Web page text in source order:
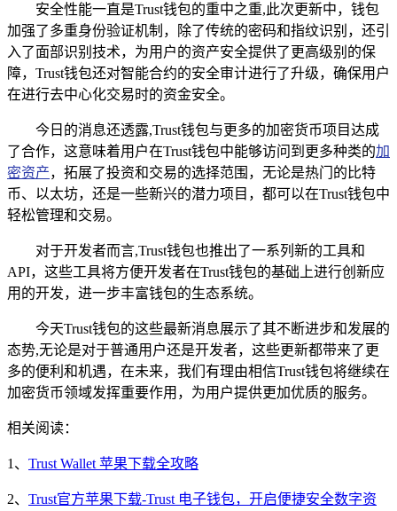
安全性能一直是Trust钱包的重中之重,此次更新中，钱包
加强了多重身份验证机制，除了传统的密码和指纹识别，还引
入了面部识别技术，为用户的资产安全提供了更高级别的保
障，Trust钱包还对智能合约的安全审计进行了升级，确保用户
在进行去中心化交易时的资金安全。
今日的消息还透露,Trust钱包与更多的加密货币项目达成
了合作，这意味着用户在Trust钱包中能够访问到更多种类的加
密资产，拓展了投资和交易的选择范围，无论是热门的比特
币、以太坊，还是一些新兴的潜力项目，都可以在Trust钱包中
轻松管理和交易。
对于开发者而言,Trust钱包也推出了一系列新的工具和
API，这些工具将方便开发者在Trust钱包的基础上进行创新应
用的开发，进一步丰富钱包的生态系统。
今天Trust钱包的这些最新消息展示了其不断进步和发展的
态势,无论是对于普通用户还是开发者，这些更新都带来了更
多的便利和机遇，在未来，我们有理由相信Trust钱包将继续在
加密货币领域发挥重要作用，为用户提供更加优质的服务。
相关阅读：
1、 Trust Wallet 苹果下载全攻略
2、 Trust官方苹果下载-Trust 电子钱包，开启便捷安全数字资